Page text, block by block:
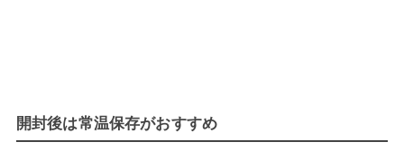
開封後は常温保存がおすすめ